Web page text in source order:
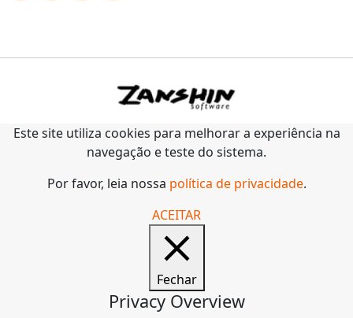
Este site utiliza cookies para melhorar a experiência na
navegação e teste do sistema.
Por favor, leia nossa política de privacidade.
ACEITAR
Fechar
Privacy Overview